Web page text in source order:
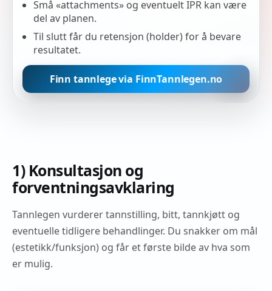
Små «attachments» og eventuelt IPR kan være
del av planen.
Til slutt får du retensjon (holder) for å bevare
resultatet.
Finn tannlege via FinnTannlegen.no
1) Konsultasjon og
forventningsavklaring
Tannlegen vurderer tannstilling, bitt, tannkjøtt og
eventuelle tidligere behandlinger. Du snakker om mål
(estetikk/funksjon) og får et første bilde av hva som
er mulig.